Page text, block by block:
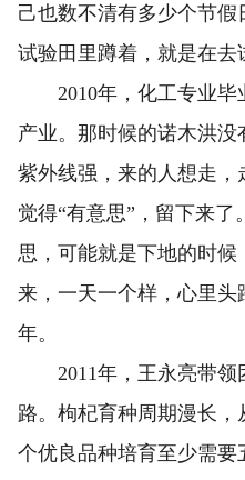
己也数不清有多少个节
试验田里蹲着，就是在去
2010年，化工专业毕
产业。那时候的诺木洪没
紫外线强，来的人想走
觉得“有意思”，留下来
思，可能就是下地的时
来，一天一个样，心里
年。
2011年，王永亮带领
路。枸杞育种周期漫长
个优良品种培育至少需要